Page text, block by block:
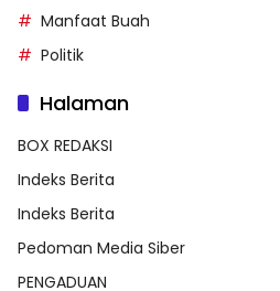
Manfaat Buah
Politik
Halaman
BOX REDAKSI
Indeks Berita
Indeks Berita
Pedoman Media Siber
PENGADUAN